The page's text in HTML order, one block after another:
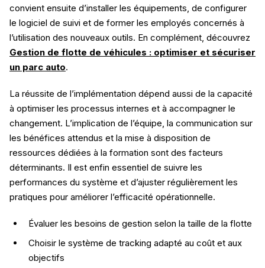
convient ensuite d’installer les équipements, de configurer
le logiciel de suivi et de former les employés concernés à
l’utilisation des nouveaux outils. En complément, découvrez
Gestion de flotte de véhicules : optimiser et sécuriser
un parc auto.
La réussite de l’implémentation dépend aussi de la capacité
à optimiser les processus internes et à accompagner le
changement. L’implication de l’équipe, la communication sur
les bénéfices attendus et la mise à disposition de
ressources dédiées à la formation sont des facteurs
déterminants. Il est enfin essentiel de suivre les
performances du système et d’ajuster régulièrement les
pratiques pour améliorer l’efficacité opérationnelle.
Évaluer les besoins de gestion selon la taille de la flotte
Choisir le système de tracking adapté au coût et aux
objectifs